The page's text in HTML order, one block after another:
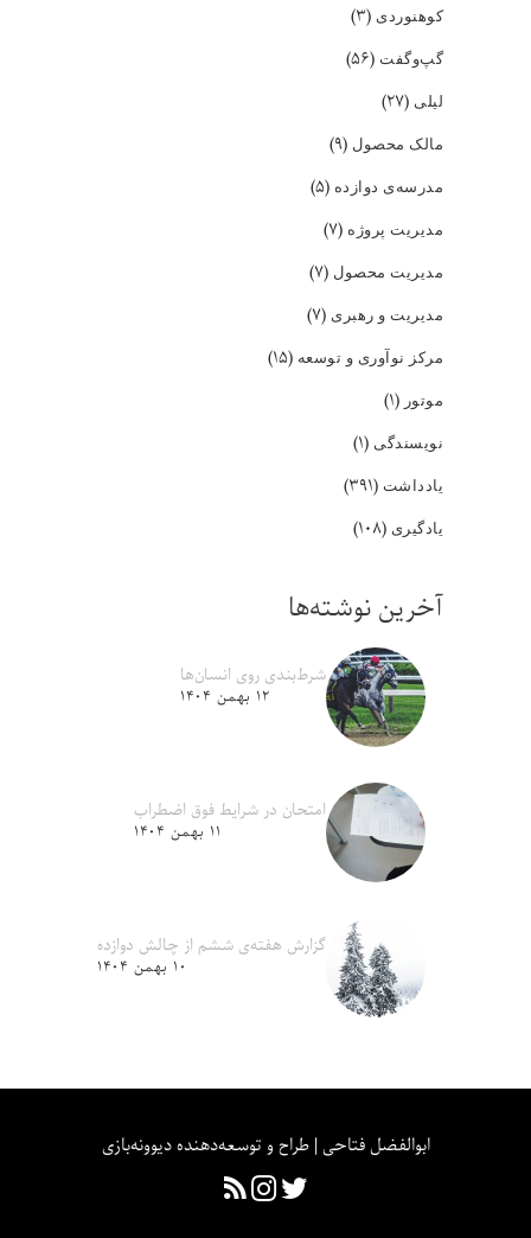
کوهنوردی (۳)
گپ‌و‌گفت (۵۶)
لیلی (۲۷)
مالک محصول (۹)
مدرسه‌ی دوازده (۵)
مدیریت پروژه (۷)
مدیریت محصول (۷)
مدیریت و رهبری (۷)
مرکز نوآوری و توسعه (۱۵)
موتور (۱)
نویسندگی (۱)
یادداشت (۳۹۱)
یادگیری (۱۰۸)
آخرین نوشته‌ها
شرط‌بندی روی انسان‌ها
۱۲ بهمن ۱۴۰۴
امتحان در شرایط فوق اضطراب
۱۱ بهمن ۱۴۰۴
گزارش هفته‌ی ششم از چالش دوازده
۱۰ بهمن ۱۴۰۴
ابوالفضل فتاحی | طراح و توسعه‌دهنده دیوونه‌بازی